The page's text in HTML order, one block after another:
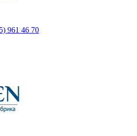
961 46 70